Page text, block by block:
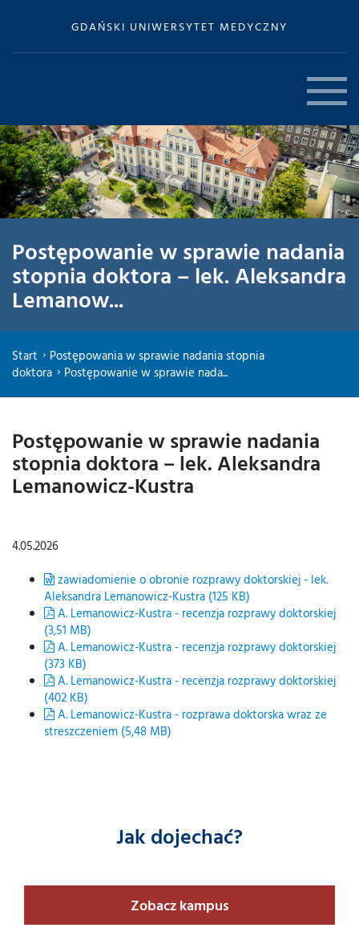
GDAŃSKI UNIWERSYTET MEDYCZNY
Postępowanie w sprawie nadania
stopnia doktora – lek. Aleksandra
Lemanow...
Start
Postępowania w sprawie nadania stopnia
doktora
Postępowanie w sprawie nada...
Postępowanie w sprawie nadania
stopnia doktora – lek. Aleksandra
Lemanowicz-Kustra
4.05.2026
zawiadomienie o obronie rozprawy doktorskiej - lek.
Aleksandra Lemanowicz-Kustra (125 KB)
A. Lemanowicz-Kustra - recenzja rozprawy doktorskiej
(3,51 MB)
A. Lemanowicz-Kustra - recenzja rozprawy doktorskiej
(373 KB)
A. Lemanowicz-Kustra - recenzja rozprawy doktorskiej
(402 KB)
A. Lemanowicz-Kustra - rozprawa doktorska wraz ze
streszczeniem (5,48 MB)
Jak dojechać?
Zobacz kampus